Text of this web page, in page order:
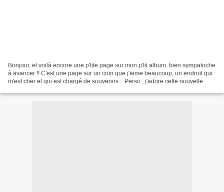
Bonjour, et voilà encore une p'tite page sur mon p'tit album, bien sympatoche
à avancer !! C'est une page sur un coin que j'aime beaucoup, un endroit qui
m'est cher et qui est chargé de souvenirs... Perso., j'adore cette nouvelle